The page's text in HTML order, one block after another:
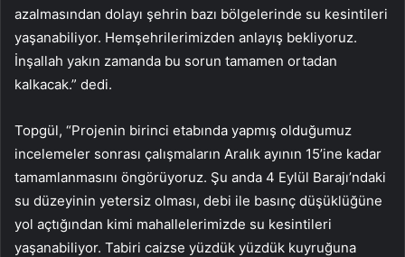
azalmasından dolayı şehrin bazı bölgelerinde su kesintileri
yaşanabiliyor. Hemşehrilerimizden anlayış bekliyoruz.
İnşallah yakın zamanda bu sorun tamamen ortadan
kalkacak.” dedi.
Topgül, “Projenin birinci etabında yapmış olduğumuz
incelemeler sonrası çalışmaların Aralık ayının 15’ine kadar
tamamlanmasını öngörüyoruz. Şu anda 4 Eylül Barajı’ndaki
su düzeyinin yetersiz olması, debi ile basınç düşüklüğüne
yol açtığından kimi mahallelerimizde su kesintileri
yaşanabiliyor. Tabiri caizse yüzdük yüzdük kuyruğuna